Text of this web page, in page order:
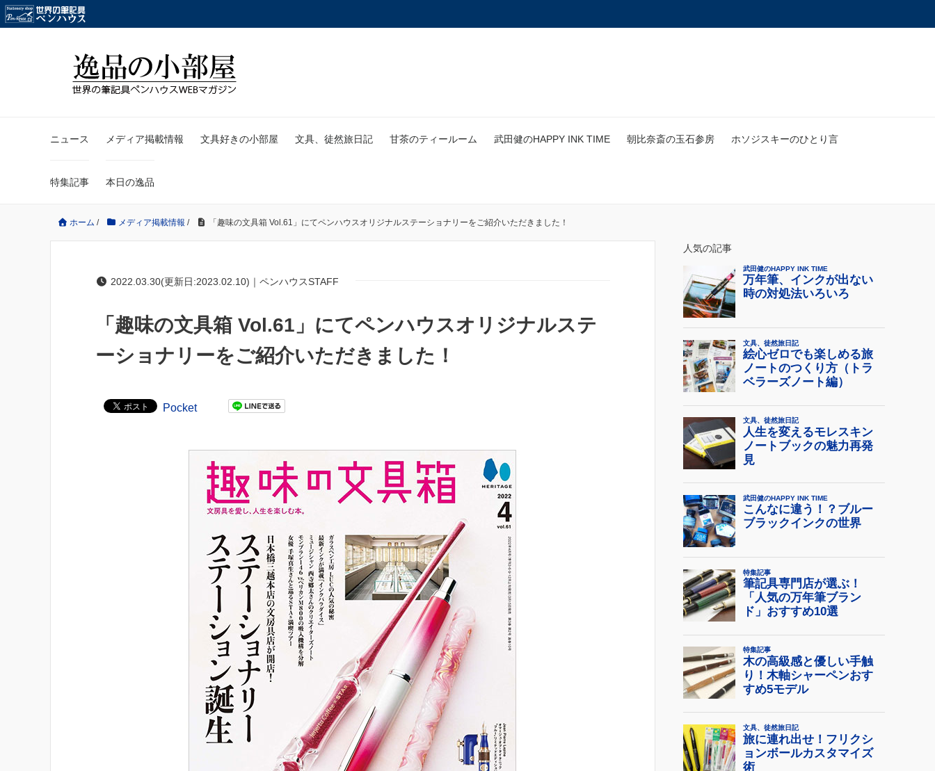
ニュース メディア掲載情報 文具好きの小部屋 文具、徒然旅日記 甘茶のティールーム 武田健のHAPPY INK TIME 朝比奈斎の玉石参房 ホソジスキーのひとり言
特集記事 本日の逸品
ホーム / メディア掲載情報 / 「趣味の文具箱 Vol.61」にてペンハウスオリジナルステーショナリーをご紹介いただきました！
2022.03.30(更新日:2023.02.10)｜ペンハウスSTAFF
「趣味の文具箱 Vol.61」にてペンハウスオリジナルステ
ーショナリーをご紹介いただきました！
Pocket
人気の記事